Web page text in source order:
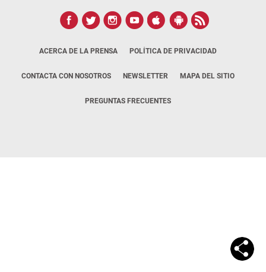
ACERCA DE LA PRENSA POLÍTICA DE PRIVACIDAD
CONTACTA CON NOSOTROS NEWSLETTER MAPA DEL SITIO
PREGUNTAS FRECUENTES